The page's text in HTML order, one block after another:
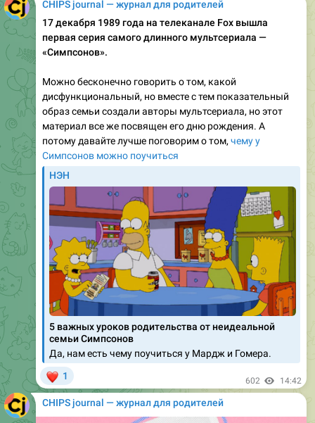
первая серия самого длинного мультсериала —
«Симпсонов».
Можно бесконечно говорить о том, какой
образ семьи создали авторы мультсериала, но этот
материал все же посвящен его дню рождения. А
потому давайте лучше поговорим о том,чему у
Симпсонов можно поучиться
НЭН
5 важных уроков родительства от неидеальной
семьи Симпсонов
Да, нам есть чему поучиться у Мардж и Гомера.
1 602
CHIPS journal — журнал для родителей